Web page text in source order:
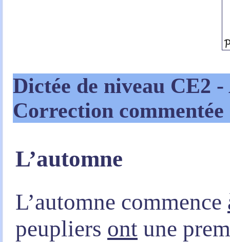
Dictée de niveau CE2 -
Correction commentée
L’automne
L’automne commence
peupliers ont une